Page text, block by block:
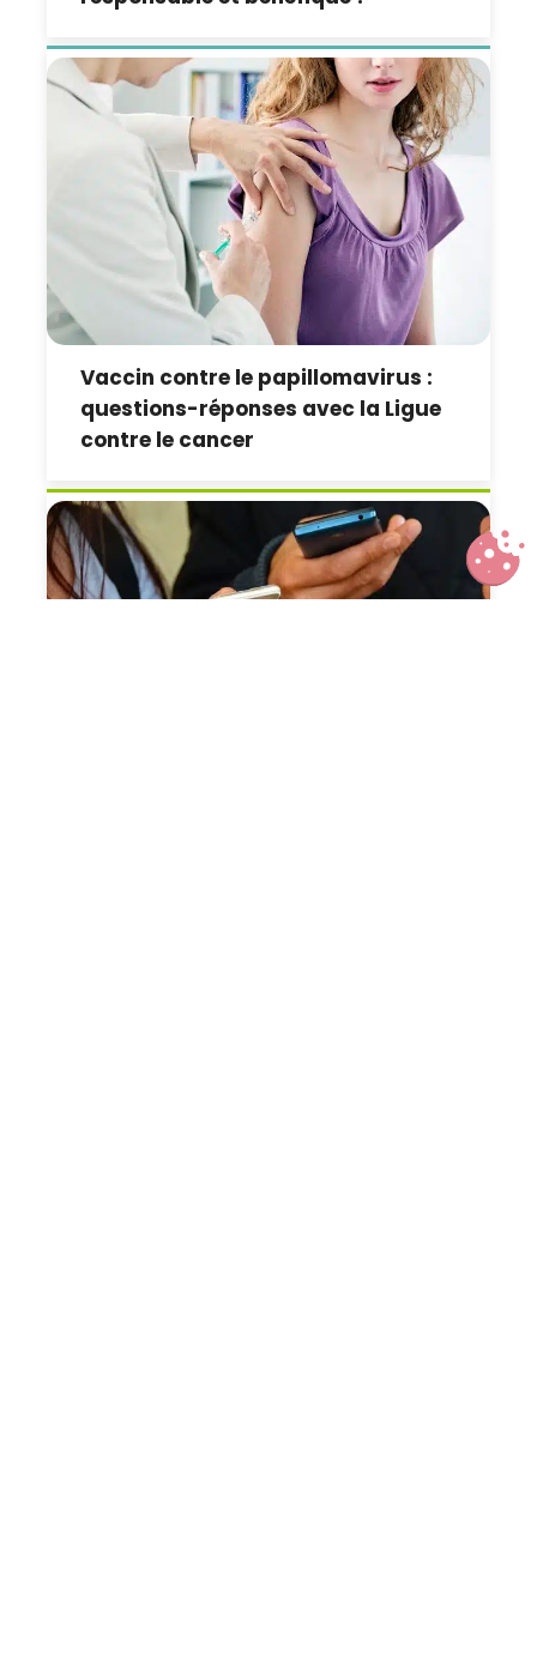
Vaccin contre le papillomavirus :
questions-réponses avec la Ligue
contre le cancer